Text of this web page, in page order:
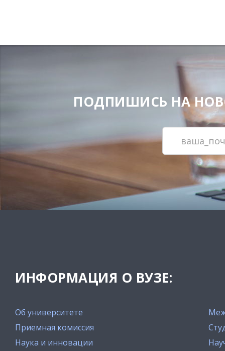
ПОДПИШИСЬ НА
ИНФОРМАЦИЯ О ВУЗЕ:
Об университете
Приемная комиссия
Наука и инновации